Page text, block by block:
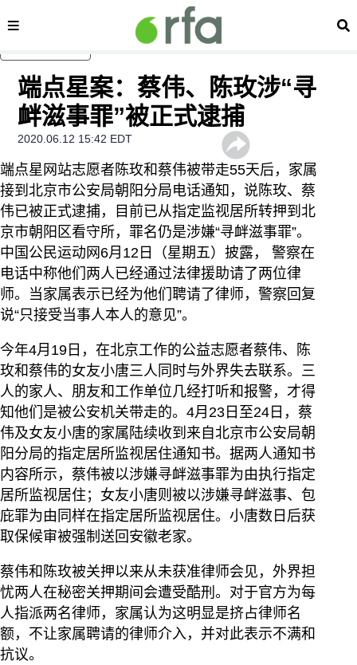
内容分类 搜
端点星案：蔡伟、陈玫涉“寻
衅滋事罪”被正式逮捕
2020.06.12 15:42 EDT
端点星网站志愿者陈玫和蔡伟被带走55天后，家属
接到北京市公安局朝阳分局电话通知，说陈玫、蔡
伟已被正式逮捕，目前已从指定监视居所转押到北
京市朝阳区看守所，罪名仍是涉嫌“寻衅滋事罪”。
中国公民运动网6月12日（星期五）披露， 警察在
电话中称他们两人已经通过法律援助请了两位律
师。当家属表示已经为他们聘请了律师，警察回复
说“只接受当事人本人的意见”。
今年4月19日，在北京工作的公益志愿者蔡伟、陈
玫和蔡伟的女友小唐三人同时与外界失去联系。三
人的家人、朋友和工作单位几经打听和报警，才得
知他们是被公安机关带走的。4月23日至24日，蔡
伟及女友小唐的家属陆续收到来自北京市公安局朝
阳分局的指定居所监视居住通知书。据两人通知书
内容所示，蔡伟被以涉嫌寻衅滋事罪为由执行指定
居所监视居住；女友小唐则被以涉嫌寻衅滋事、包
庇罪为由同样在指定居所监视居住。小唐数日后获
取保候审被强制送回安徽老家。
蔡伟和陈玫被关押以来从未获准律师会见，外界担
忧两人在秘密关押期间会遭受酷刑。对于官方为每
人指派两名律师，家属认为这明显是挤占律师名
额，不让家属聘请的律师介入，并对此表示不满和
抗议。